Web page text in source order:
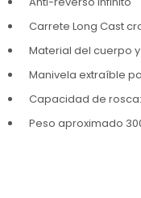
Carrete Long Cast
Material del cuerpo
Manivela extraíble
Capacidad de
Peso aproximado